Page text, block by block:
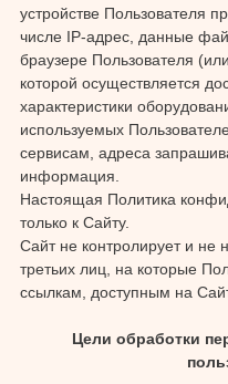
устройстве Пользователя
числе IP-адрес, данные
браузере Пользователя
которой осуществляется
характеристики
используемых
сервисам, адреса
информация.
Настоящая Политика
только к Сайту.
Сайт не контролирует и не
третьих лиц, на которые
ссылкам, доступным на
Цели обработки